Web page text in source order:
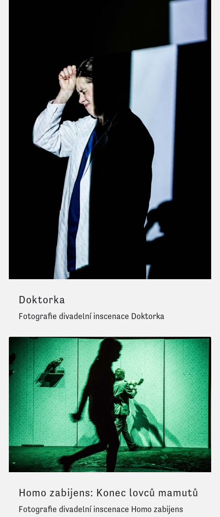
Doktorka
Fotografie divadelní inscenace Doktorka
Homo zabijens: Konec lovců mamutů
Fotografie divadelní inscenace Homo zabijens